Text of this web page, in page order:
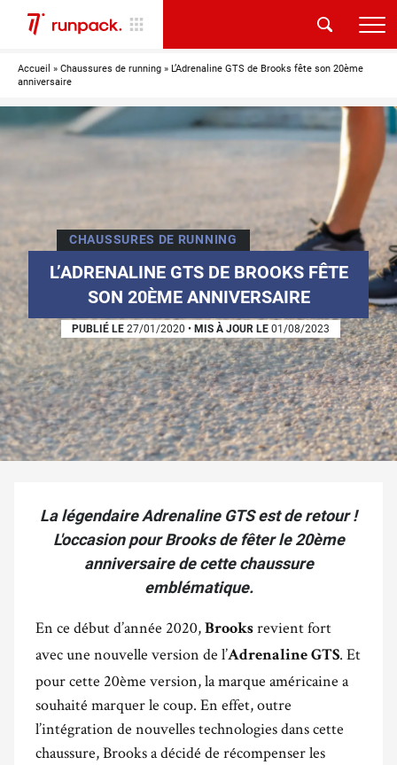
Accueil » Chaussures de running » L’Adrenaline GTS de Brooks fête son 20ème
anniversaire
CHAUSSURES DE RUNNING
L’ADRENALINE GTS DE BROOKS FÊTE
SON 20ÈME ANNIVERSAIRE
PUBLIÉ LE 27/01/2020 • MIS À JOUR LE 01/08/2023
La légendaire Adrenaline GTS est de retour !
L'occasion pour Brooks de fêter le 20ème
anniversaire de cette chaussure
emblématique.
En ce début d’année 2020, Brooks revient fort
avec une nouvelle version de l’Adrenaline GTS. Et
pour cette 20ème version, la marque américaine a
souhaité marquer le coup. En effet, outre
l’intégration de nouvelles technologies dans cette
chaussure, Brooks a décidé de récompenser les